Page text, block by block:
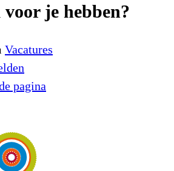
je hebben?
Vacatures
pagina